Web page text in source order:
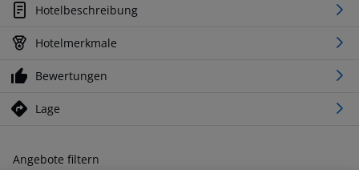
Hotelbeschreibung
Hotelmerkmale
Bewertungen
Lage
Angebote filtern